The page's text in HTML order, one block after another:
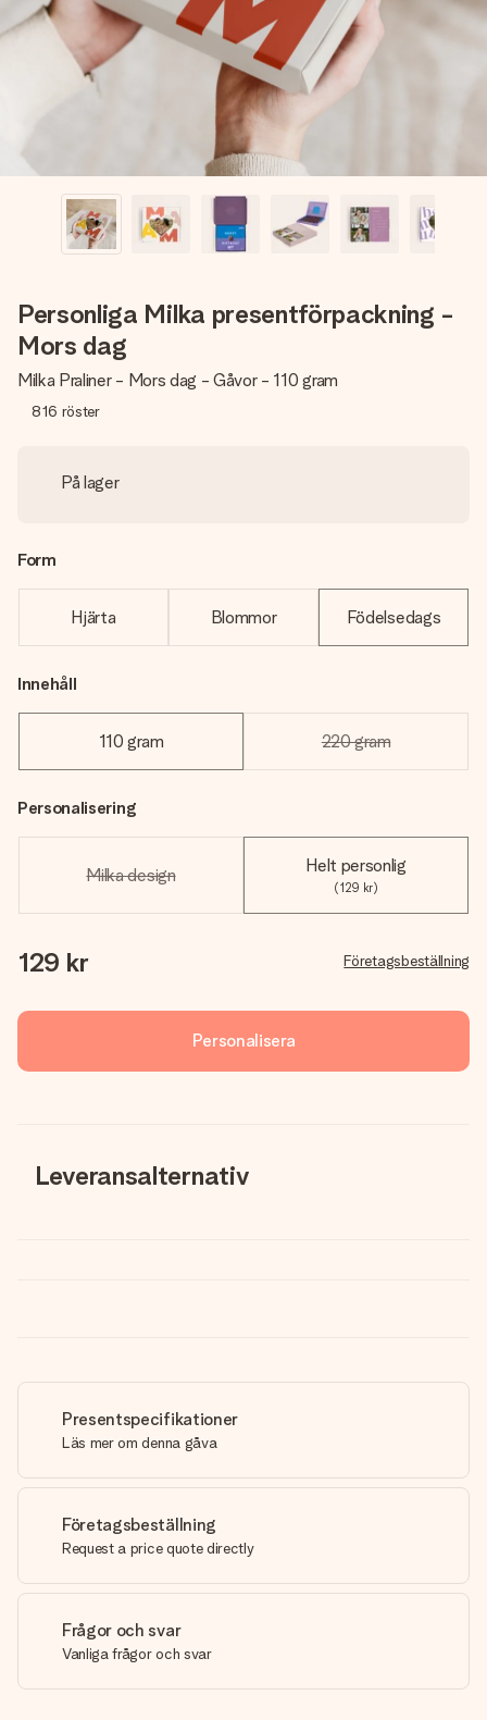
namn, ditt foto eller ett meddelande som verkligen berör
hennes hjärta. Inget krångel, bara med all kärlek för stunden.
Personliga Milka presentförpackning -
Mors dag
Milka Praliner - Mors dag - Gåvor - 110 gram
816 röster
På lager
Form
Hjärta Blommor Födelsedags
Innehåll
110 gram 220 gram
Personalisering
Milka design Helt personlig
(129 kr)
129 kr Företagsbeställning
Personalisera
Leveransalternativ
Presentspecifikationer
Läs mer om denna gåva
Företagsbeställning
Request a price quote directly
Frågor och svar
Vanliga frågor och svar